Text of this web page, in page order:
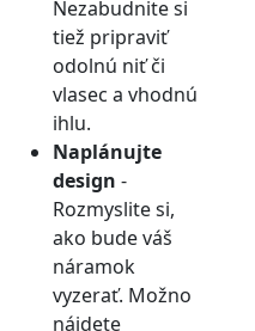
Nezabudnite si
tiež pripraviť
odolnú niť či
vlasec a vhodnú
ihlu.
Naplánujte
design -
Rozmyslite si,
ako bude váš
náramok
vyzerať. Možno
nájdete